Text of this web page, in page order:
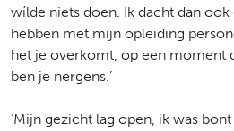
wílde niets doen. Ik dacht dan
hebben met mijn opleiding
het je overkomt, op een moment
ben je nergens.’
‘Mijn gezicht lag open, ik was